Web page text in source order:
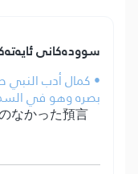
سوودەکانی
• كمال أدب النبي
بصره وهو في
なかった預言